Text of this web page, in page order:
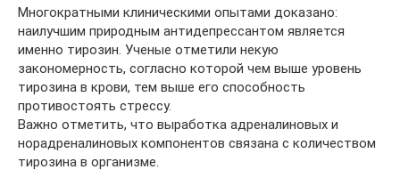
Многократными клиническими опытами доказано:
наилучшим природным антидепрессантом является
именно тирозин. Ученые отметили некую
закономерность, согласно которой чем выше уровень
тирозина в крови, тем выше его способность
противостоять стрессу.
Важно отметить, что выработка адреналиновых и
норадреналиновых компонентов связана с количеством
тирозина в организме.